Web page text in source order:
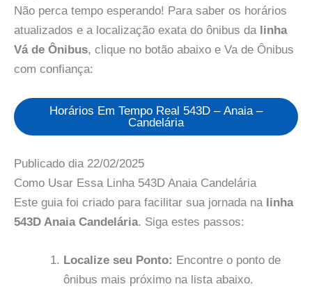
Não perca tempo esperando! Para saber os horários
atualizados e a localização exata do ônibus da linha
Vá de Ônibus, clique no botão abaixo e Va de Ônibus
com confiança:
Horários Em Tempo Real 543D – Anaia –
Candelária
Publicado dia 22/02/2025
Como Usar Essa Linha 543D Anaia Candelária
Este guia foi criado para facilitar sua jornada na linha
543D Anaia Candelária. Siga estes passos:
Localize seu Ponto: Encontre o ponto de
ônibus mais próximo na lista abaixo.